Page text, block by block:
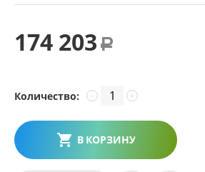
174 203 Р
Количество: +
−
В КОРЗИНУ